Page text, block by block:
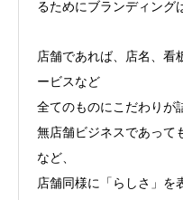
るためにブランディング
店舗であれば、店名、看
ービスなど
全てのものにこだわりが
無店舗ビジネスであって
など、
店舗同様に「らしさ」を